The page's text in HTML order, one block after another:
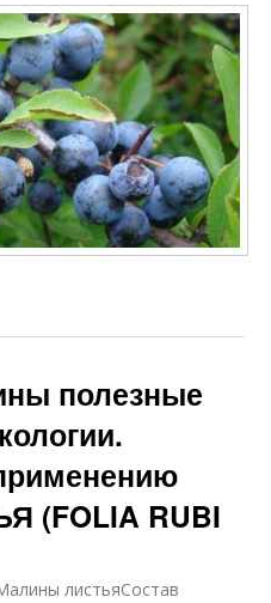
полезные
(FOLIA RUBI
листьяСостав